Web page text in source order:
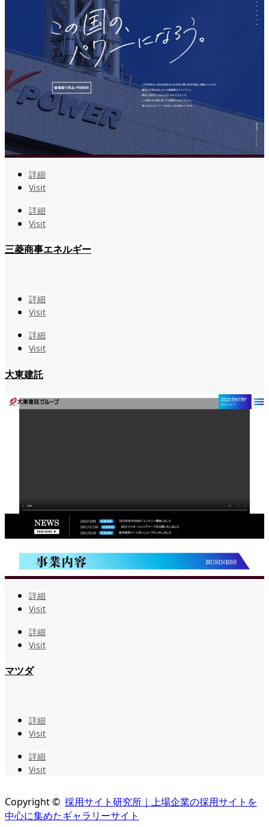
詳細
Visit
詳細
Visit
三菱商事エネルギー
詳細
Visit
詳細
Visit
大東建託
詳細
Visit
詳細
Visit
マツダ
詳細
Visit
詳細
Visit
Copyright © 採用サイト研究所｜上場企業の採用サイトを
中心に集めたギャラリーサイト